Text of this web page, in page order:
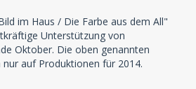
im Haus / Die Farbe aus dem All"
Unterstützung von
Oktober. Die oben genannten
nur auf Produktionen für 2014.